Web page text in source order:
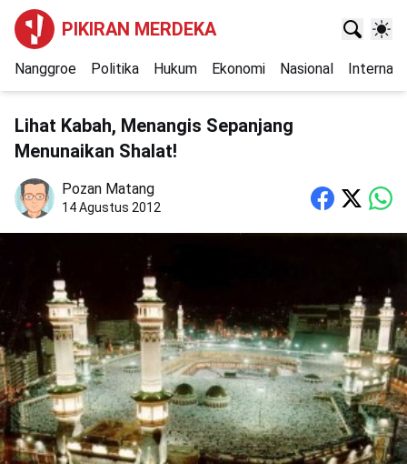
PIKIRAN MERDEKA
Nanggroe Politika Hukum Ekonomi Nasional
Lihat Kabah, Menangis Sepanjang
Menunaikan Shalat!
Pozan Matang
14 Agustus 2012